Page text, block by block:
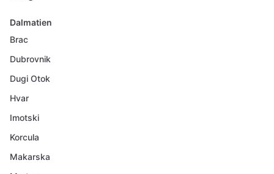
Dalmatien
Brac
Dubrovnik
Dugi Otok
Hvar
Imotski
Korcula
Makarska